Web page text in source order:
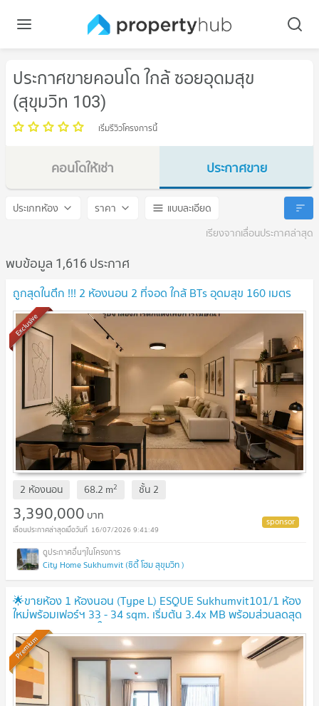
ประกาศขายคอนโด ใกล้ ซอยอุดมสุข
(สุขุมวิท 103)
เริ่มรีวิวโครงการนี้
คอนโดให้เช่า
ซอยอุดมสุข (สุขุมวิท 103)
ประกาศขาย
ซอยอุดมสุข (สุขุมวิท 103)
ประเภทห้อง ราคา
แบบละเอียด
เรียงจากเลื่อนประกาศล่าสุด
พบข้อมูล 1,616 ประกาศ
ถูกสุดในตึก !!! 2 ห้องนอน 2 ที่จอด ใกล้ BTs อุดมสุข 160 เมตร
Exclusive
2 ห้องนอน 68.2 m2 ชั้น 2
3,390,000 บาท
16/07/2026 9:41:49
City Home Sukhumvit (ซิตี้ โฮม สุขุมวิท )
🌟ขายห้อง 1 ห้องนอน (Type L) ESQUE Sukhumvit101/1 ห้อง
ใหม่พร้อมเฟอร์ฯ 33 - 34 sqm. เริ่มต้น 3.4x MB พร้อมส่วนลดสุด
พิเศษ เดินทางง่าย ใกล้BTS
Premium